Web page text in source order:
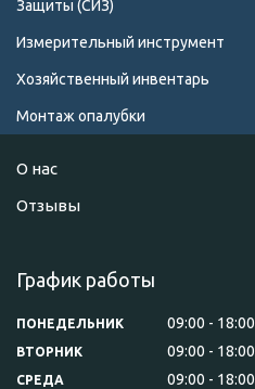
Защиты (СИЗ)
Измерительный инструмент
Хозяйственный инвентарь
Монтаж опалубки
О нас
Отзывы
График работы
ПОНЕДЕЛЬНИК 09:00 18:00
ВТОРНИК 09:00 18:00
СРЕДА 09:00 18:00